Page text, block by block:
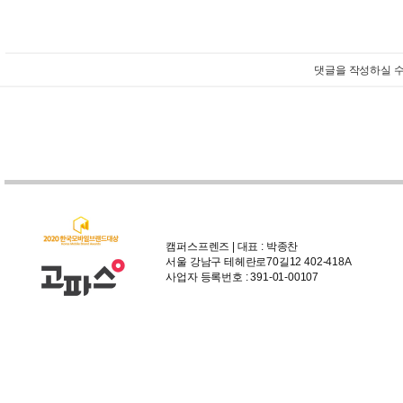
댓글을 작성하실
캠퍼스프렌즈 | 대표 : 박종찬
서울 강남구 테헤란로70길12 402-418A
사업자 등록번호 : 391-01-00107